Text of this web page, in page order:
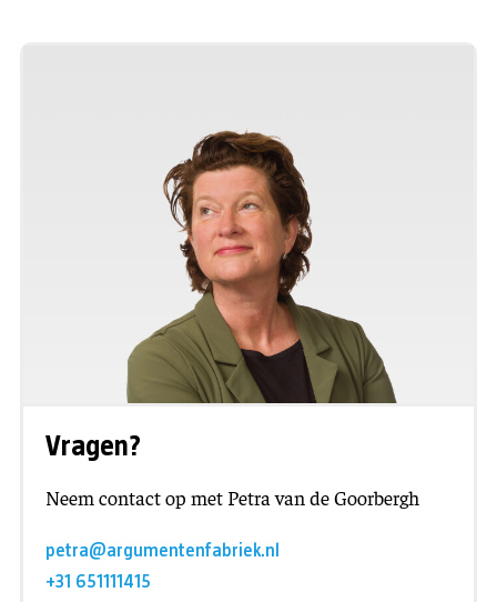
Vragen?
Neem contact op met Petra van de Goorbergh
petra@argumentenfabriek.nl
+31 651111415